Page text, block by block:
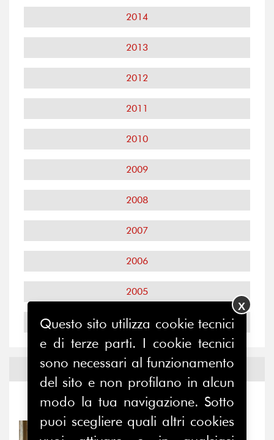
2014
2013
2012
2011
2010
2009
2008
2007
2006
2005
2004
Notizie ed Eventi
Notizie-Eventi
31/07/2026
Questo sito utilizza cookie tecnici
e di terze parti. I cookie tecnici
sono necessari al funzionamento
del sito e non profilano in alcun
modo la tua navigazione. Sotto
puoi scegliere quali altri cookies
X